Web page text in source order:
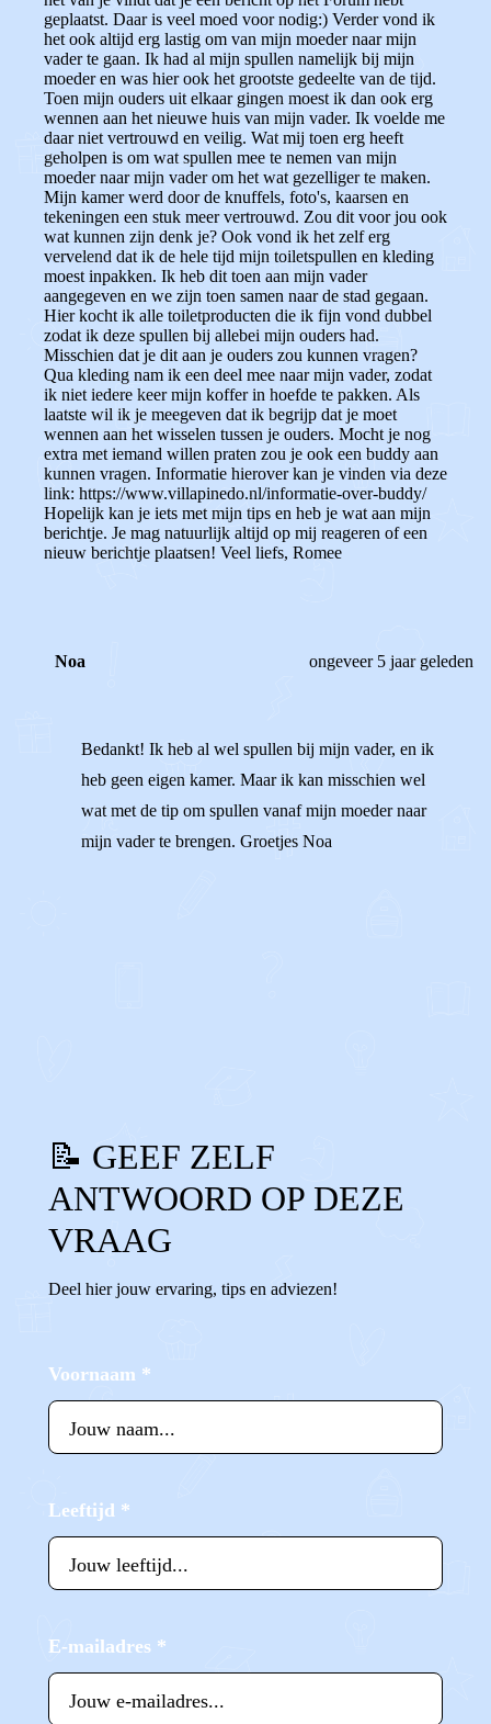
geplaatst. Daar is veel moed voor nodig:) Verder vond ik
het ook altijd erg lastig om van mijn moeder naar mijn
vader te gaan. Ik had al mijn spullen namelijk bij mijn
moeder en was hier ook het grootste gedeelte van de tijd.
Toen mijn ouders uit elkaar gingen moest ik dan ook erg
wennen aan het nieuwe huis van mijn vader. Ik voelde me
daar niet vertrouwd en veilig. Wat mij toen erg heeft
geholpen is om wat spullen mee te nemen van mijn
moeder naar mijn vader om het wat gezelliger te maken.
Mijn kamer werd door de knuffels, foto's, kaarsen en
tekeningen een stuk meer vertrouwd. Zou dit voor jou ook
wat kunnen zijn denk je? Ook vond ik het zelf erg
vervelend dat ik de hele tijd mijn toiletspullen en kleding
moest inpakken. Ik heb dit toen aan mijn vader
aangegeven en we zijn toen samen naar de stad gegaan.
Hier kocht ik alle toiletproducten die ik fijn vond dubbel
zodat ik deze spullen bij allebei mijn ouders had.
Misschien dat je dit aan je ouders zou kunnen vragen?
Qua kleding nam ik een deel mee naar mijn vader, zodat
ik niet iedere keer mijn koffer in hoefde te pakken. Als
laatste wil ik je meegeven dat ik begrijp dat je moet
wennen aan het wisselen tussen je ouders. Mocht je nog
extra met iemand willen praten zou je ook een buddy aan
kunnen vragen. Informatie hierover kan je vinden via deze
link: https://www.villapinedo.nl/informatie-over-buddy/
Hopelijk kan je iets met mijn tips en heb je wat aan mijn
berichtje. Je mag natuurlijk altijd op mij reageren of een
nieuw berichtje plaatsen! Veel liefs, Romee
Noa ongeveer 5 jaar geleden
Bedankt! Ik heb al wel spullen bij mijn vader, en ik
heb geen eigen kamer. Maar ik kan misschien wel
wat met de tip om spullen vanaf mijn moeder naar
mijn vader te brengen. Groetjes Noa
📝 GEEF ZELF
ANTWOORD OP DEZE
VRAAG
Deel hier jouw ervaring, tips en adviezen!
Voornaam *
Leeftijd *
E-mailadres *